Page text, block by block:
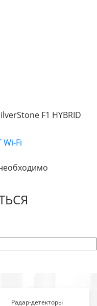
F1 HYBRID
Wi-Fi
Радар-детекторы